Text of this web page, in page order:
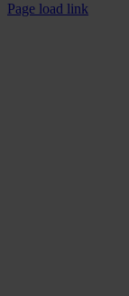
Page load link